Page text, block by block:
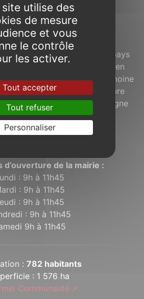
propos...
de Brocéliande
, dans le pays
avec ses maisons en
« Commune du Patrimoine
». À l’ouest du village, un arbre
à Guillotin », accompagne
siècles les Concoretois et
Concoretoises.
d’ouverture de la mairie :
: 9h à 11h45
: 9h à 11h45
: 9h à 11h45
: 9h à 11h45
9h à 11h45
: 782 habitants
: 1 576 ha
Communauté
site utilise des
de mesure
et vous
le contrôle
les activer.
Tout accepter
Tout refuser
Personnaliser